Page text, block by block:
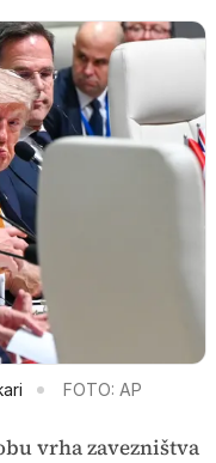
FOTO: AP
vrha zavezništva